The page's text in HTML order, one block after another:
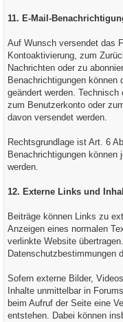
11. E-Mail-
Auf Wunsch versendet das
Kontoaktivierung, zum
Nachrichten oder zu
Benachrichtigungen
geändert werden.
zum Benutzerkonto oder
davon versendet werden.
Rechtsgrundlage ist Art. 6
Benachrichtigungen
werden.
12. Externe Links und
Beiträge können Links zu
Anzeigen eines normalen
verlinkte Website
Datenschutzbestimmungen
Sofern externe Bilder,
Inhalte unmittelbar in
beim Aufruf der Seite eine
entstehen. Dabei können